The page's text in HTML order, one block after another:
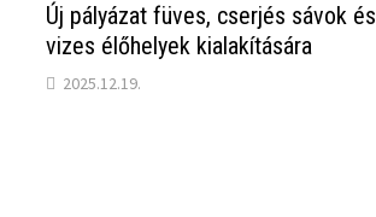
Új pályázat füves, cserjés sávok és
vizes élőhelyek kialakítására
2025.12.19.